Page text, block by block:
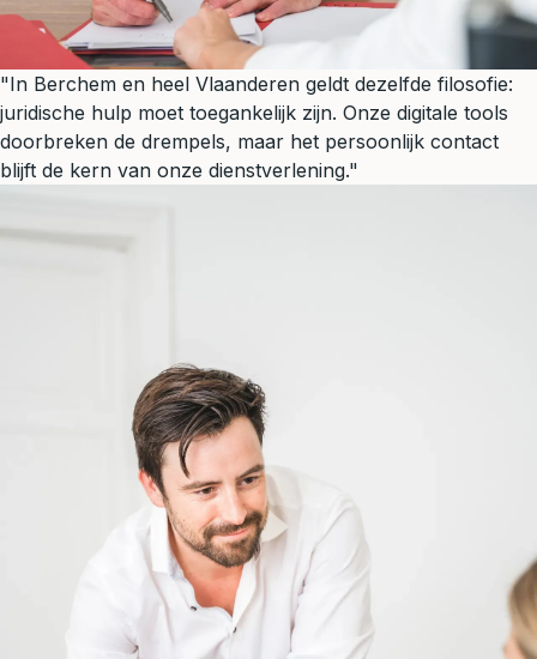
"In Berchem en heel Vlaanderen geldt dezelfde filosofie:
juridische hulp moet toegankelijk zijn. Onze digitale tools
doorbreken de drempels, maar het persoonlijk contact
blijft de kern van onze dienstverlening."